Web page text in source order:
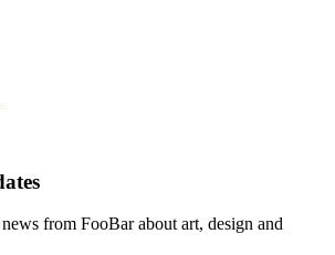
from FooBar about art, design and